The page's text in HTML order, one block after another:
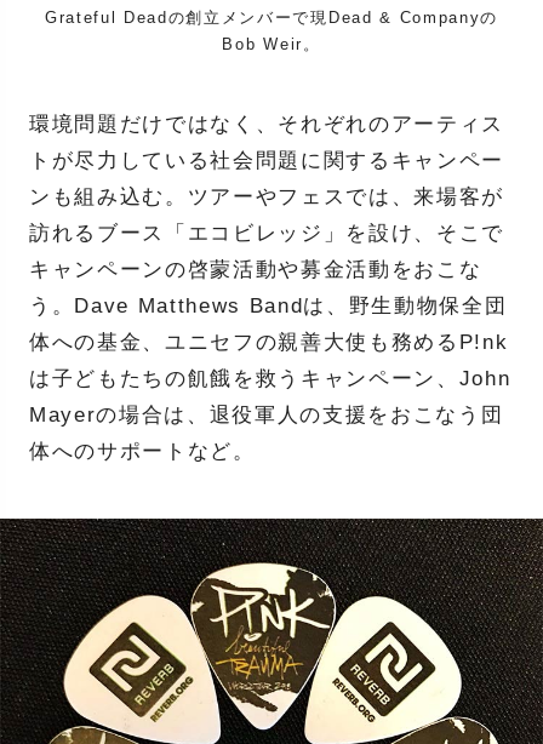
Grateful Deadの創立メンバーで現Dead & Companyの
Bob Weir。
環境問題だけではなく、それぞれのアーティス
トが尽力している社会問題に関するキャンペー
ンも組み込む。ツアーやフェスでは、来場客が
訪れるブース「エコビレッジ」を設け、そこで
キャンペーンの啓蒙活動や募金活動をおこな
う。Dave Matthews Bandは、野生動物保全団
体への基金、ユニセフの親善大使も務めるP!nk
は子どもたちの飢餓を救うキャンペーン、John
Mayerの場合は、退役軍人の支援をおこなう団
体へのサポートなど。